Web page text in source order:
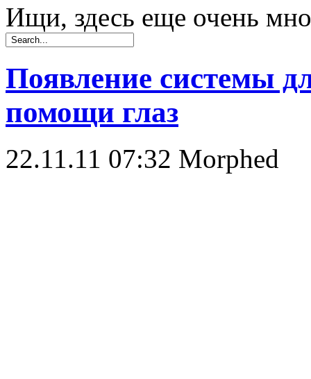
Ищи, здесь еще очень
Появление системы
помощи глаз
22.11.11 07:32 Morphed